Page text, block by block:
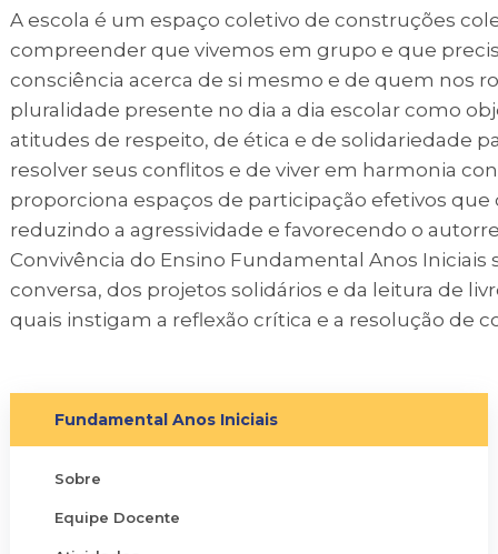
Fundamental Anos Iniciais
Sobre
Equipe Docente
A escola é um espaço coletivo de construções
compreender que vivemos em grupo e que
consciência acerca de si mesmo e de quem nos
pluralidade presente no dia a dia escolar como
atitudes de respeito, de ética e de solidariedade
resolver seus conflitos e de viver em harmonia
proporciona espaços de participação efetivos
reduzindo a agressividade e favorecendo o
Convivência do Ensino Fundamental Anos
conversa, dos projetos solidários e da leitura de
quais instigam a reflexão crítica e a resolução de